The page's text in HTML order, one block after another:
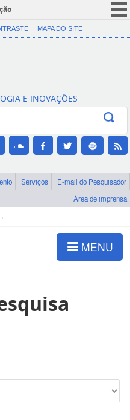
CORONAVÍRUS (COVID-19)
Canais
MAPA DO SITE
E INOVAÇÕES
Serviços
E-mail do Pesquisador
Área de imprensa
MENU